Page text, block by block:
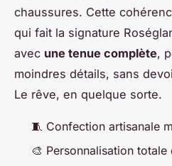
chaussures. Cette
qui fait la signature
avec une tenue complète,
moindres détails, sans
Le rêve, en quelque sorte.
🧵 Confection artisanale
🎨 Personnalisation